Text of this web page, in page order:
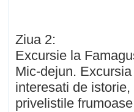
Ziua 2:
Excursie la
Mic-dejun.
interesati de
privelistile